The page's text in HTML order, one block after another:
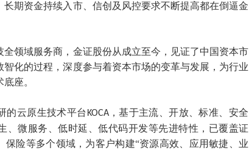
长期资金持续入市、信创及风控要求不断提高都在倒逼金
全领域服务商，金证股份从成立至今，见证了中国资本市
智化的过程，深度参与着资本市场的变革与发展，为行业
座。
的云原生技术平台 KOCA，基于主流、开放、标准、安全
、微服务、低时延、低代码开发等先进特性，已覆盖证
保险等多个领域，为客户构建“资源高效、应用敏捷、业